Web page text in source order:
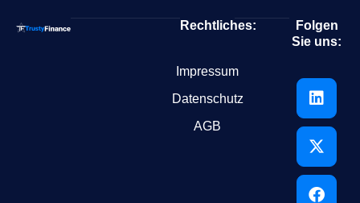
Rechtliches:
Impressum
Datenschutz
AGB
Folgen
Sie uns: